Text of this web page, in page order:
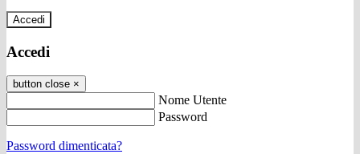
Accedi
Accedi
button close ×
Nome Utente
Password
Password dimenticata?